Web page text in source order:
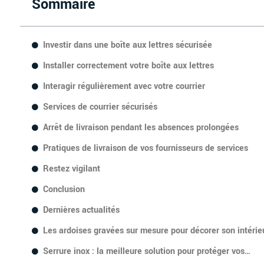
Sommaire
Investir dans une boîte aux lettres sécurisée
Installer correctement votre boîte aux lettres
Interagir régulièrement avec votre courrier
Services de courrier sécurisés
Arrêt de livraison pendant les absences prolongées
Pratiques de livraison de vos fournisseurs de services
Restez vigilant
Conclusion
Dernières actualités
Les ardoises gravées sur mesure pour décorer son
Serrure inox : la meilleure solution pour protéger vos…